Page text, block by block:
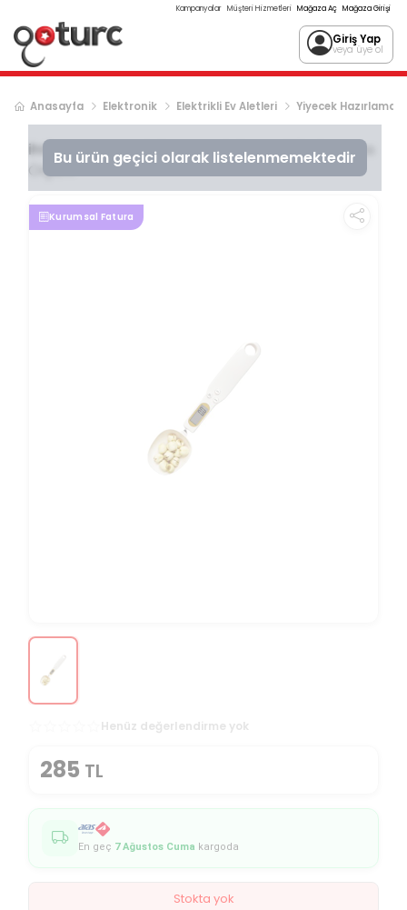
Kampanyalar Müşteri Hizmetleri Mağaza Aç Mağaza Girişi
Giriş Yap
veya üye ol
Anasayfa Elektronik Elektrikli Ev Aletleri Yiyecek Hazırlama
Bu ürün geçici olarak listelenmemektedir
ihtiyaçavm Kaşık Tartı Kaşık Terazi Dijital Hassas
Ölçüm
Kurumsal Fatura
Henüz değerlendirme yok
285 TL
En geç 7 Ağustos Cuma kargoda
Stokta yok